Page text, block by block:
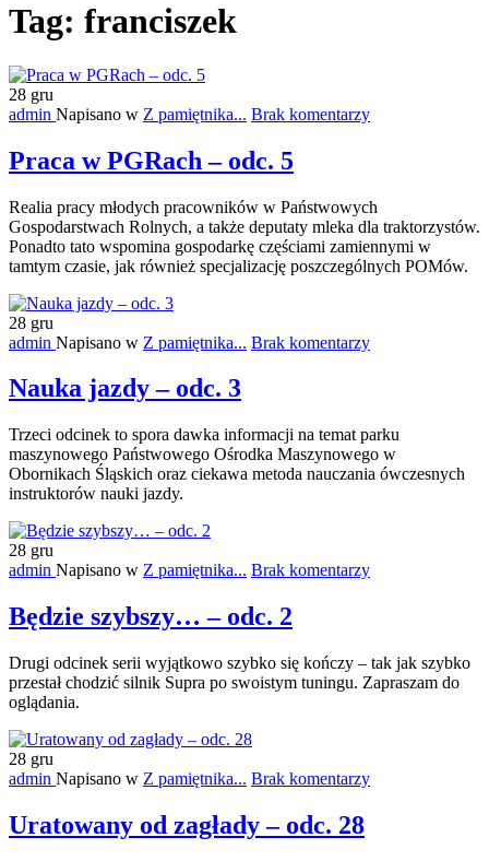
Tag: franciszek
28 gru
admin Napisano w Z pamiętnika... Brak komentarzy
Praca w PGRach – odc. 5
Realia pracy młodych pracowników w Państwowych
Gospodarstwach Rolnych, a także deputaty mleka dla traktorzystów.
Ponadto tato wspomina gospodarkę częściami zamiennymi w
tamtym czasie, jak również specjalizację poszczególnych POMów.
28 gru
admin Napisano w Z pamiętnika... Brak komentarzy
Nauka jazdy – odc. 3
Trzeci odcinek to spora dawka informacji na temat parku
maszynowego Państwowego Ośrodka Maszynowego w
Obornikach Śląskich oraz ciekawa metoda nauczania ówczesnych
instruktorów nauki jazdy.
28 gru
admin Napisano w Z pamiętnika... Brak komentarzy
Będzie szybszy… – odc. 2
Drugi odcinek serii wyjątkowo szybko się kończy – tak jak szybko
przestał chodzić silnik Supra po swoistym tuningu. Zapraszam do
oglądania.
28 gru
admin Napisano w Z pamiętnika... Brak komentarzy
Uratowany od zagłady – odc. 28